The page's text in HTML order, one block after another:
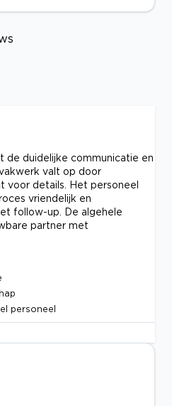
de duidelijke communicatie en
valt op door
voor details. Het personeel
vriendelijk en
follow-up. De algehele
partner met
personeel